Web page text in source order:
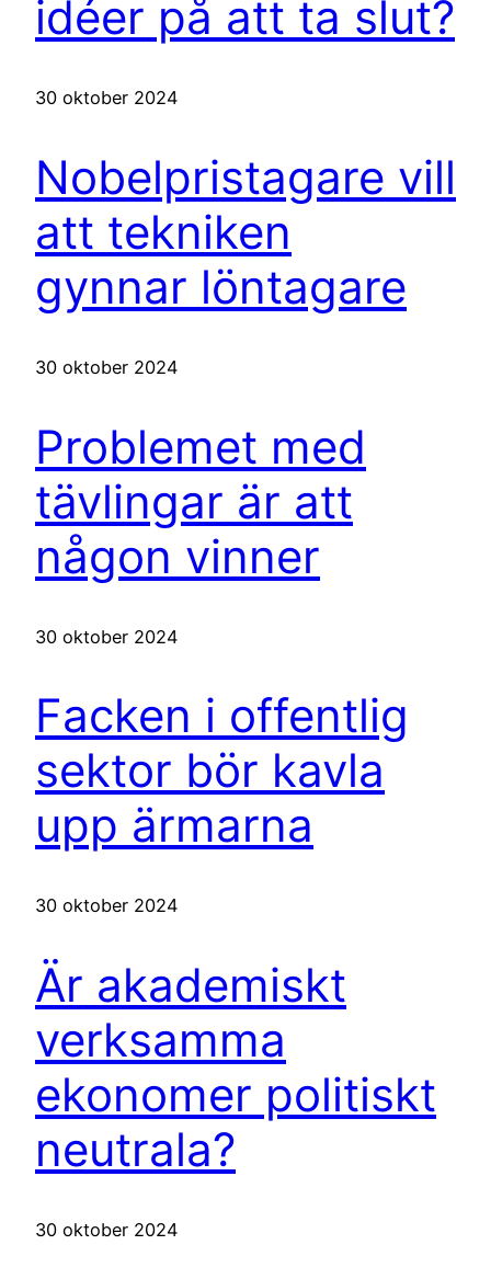
idéer på att ta slut?
30 oktober 2024
Nobelpristagare vill
att tekniken
gynnar löntagare
30 oktober 2024
Problemet med
tävlingar är att
någon vinner
30 oktober 2024
Facken i offentlig
sektor bör kavla
upp ärmarna
30 oktober 2024
Är akademiskt
verksamma
ekonomer politiskt
neutrala?
30 oktober 2024